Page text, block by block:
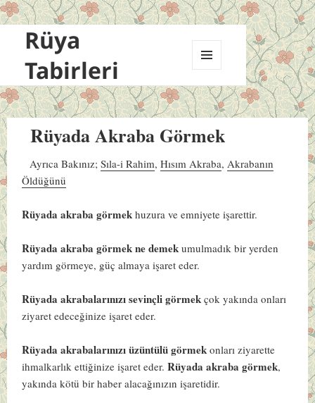
Rüya
Tabirleri
VE
BILEŞENLER
Rüyada Akraba Görmek
Ayrıca Bakınız;Sıla-i Rahim,Hısım Akraba, Akrabanın
Öldüğünü
Rüyada akraba görmek huzura ve emniyete işarettir.
Rüyada akraba görmek ne demek umulmadık bir yerden
yardım görmeye, güç almaya işaret eder.
Rüyada akrabalarınızı sevinçli görmek çok yakında onları
ziyaret edeceğinize işaret eder.
Rüyada akrabalarınızı üzüntülü görmek onları ziyarette
ihmalkarlık ettiğinize işaret eder.Rüyada akraba görmek,
yakında kötü bir haber alacağınızın işaretidir.